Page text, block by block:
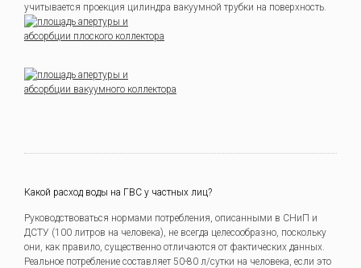
учитывается проекция цилиндра вакуумной трубки на поверхность.
Какой расход воды на ГВС у частных лиц?
Руководствоваться нормами потребления, описанными в СНиП и
ДСТУ (100 литров на человека), не всегда целесообразно, поскольку
они, как правило, существенно отличаются от фактических данных.
Реальное потребление составляет 50-80 л/сутки на человека, если это